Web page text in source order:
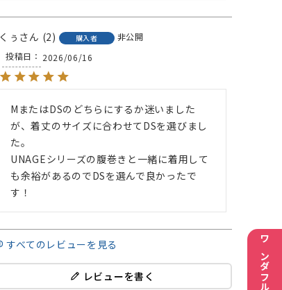
くぅ 2 購入者
非公開
投稿日
2026/06/16
MまたはDSのどちらにするか迷いました
が、着丈のサイズに合わせてDSを選びまし
た。
UNAGEシリーズの腹巻きと一緒に着用して
も余裕があるのでDSを選んで良かったで
す！
すべてのレビューを見る
レビューを書く